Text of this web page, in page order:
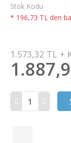
Stok Kodu
* 196,73 TL den
1.573,32 TL +